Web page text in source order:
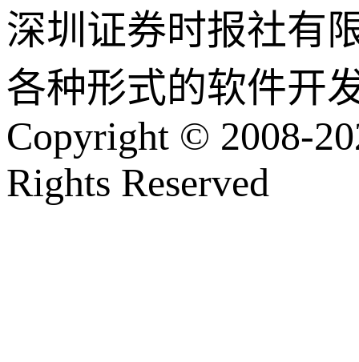
深圳证券时报社有
各种形式的软件开
Copyright © 2008-
Rights Reserved